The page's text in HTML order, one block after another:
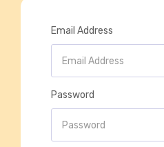
Email Address
Password